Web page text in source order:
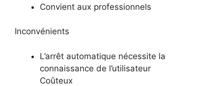
Convient aux professionnels
Inconvénients
L’arrêt automatique nécessite la
connaissance de l’utilisateur
Coûteux